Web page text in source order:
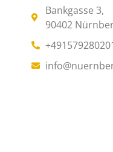
Bankgasse 3,
90402